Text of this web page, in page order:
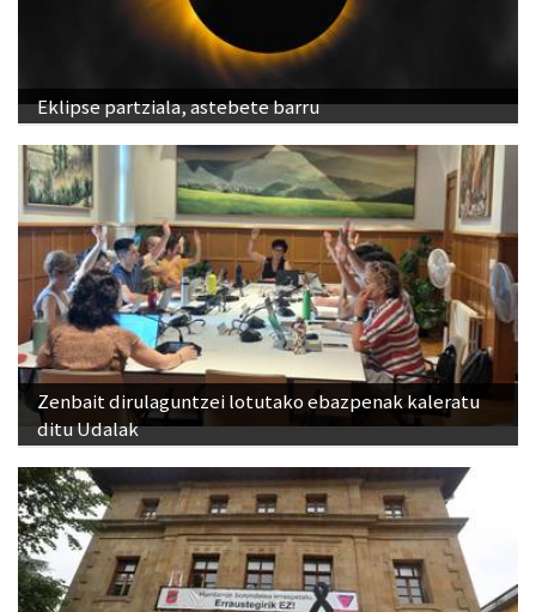
Eklipse partziala, astebete barru
Zenbait dirulaguntzei lotutako ebazpenak kaleratu
ditu Udalak